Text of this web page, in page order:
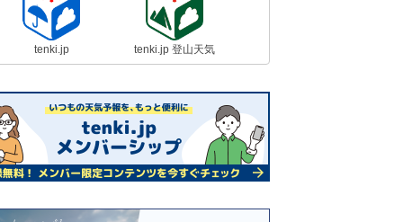
tenki.jp tenki.jp 登山天気